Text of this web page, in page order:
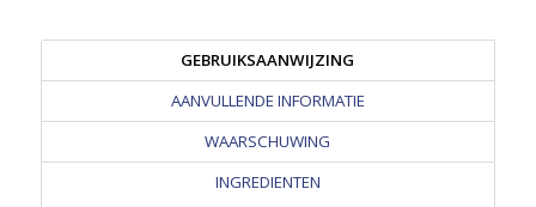
GEBRUIKSAANWIJZING
AANVULLENDE INFORMATIE
WAARSCHUWING
INGREDIENTEN